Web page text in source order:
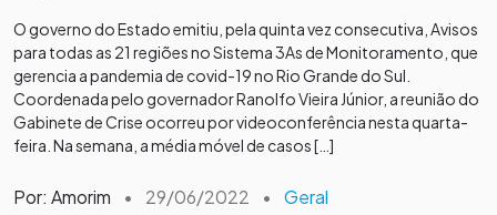
O governo do Estado emitiu, pela quinta vez consecutiva, Avisos
para todas as 21 regiões no Sistema 3As de Monitoramento, que
gerencia a pandemia de covid-19 no Rio Grande do Sul.
Coordenada pelo governador Ranolfo Vieira Júnior, a reunião do
Gabinete de Crise ocorreu por videoconferência nesta quarta-
feira. Na semana, a média móvel de casos […]
Por: Amorim • 29/06/2022 • Geral